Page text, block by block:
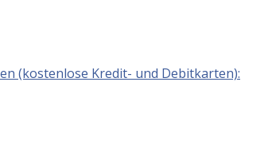
(kostenlose Kredit- und Debitkarten):